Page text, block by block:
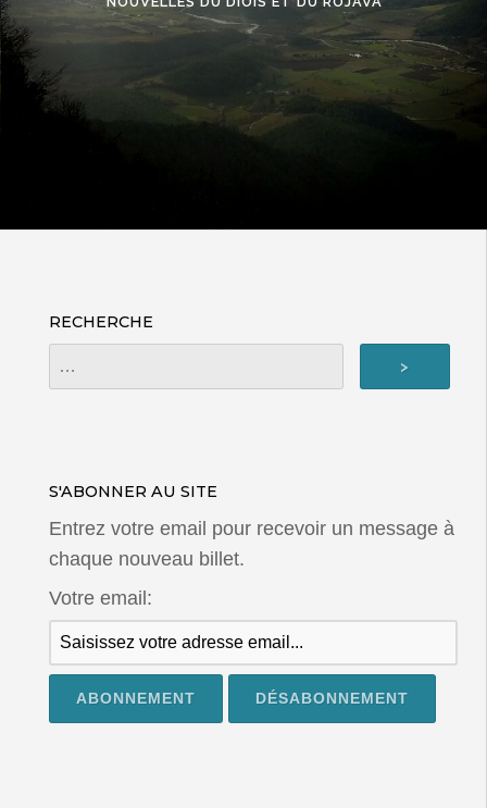
RECHERCHE
S'ABONNER AU SITE
Entrez votre email pour recevoir un message à
chaque nouveau billet.
Votre email: